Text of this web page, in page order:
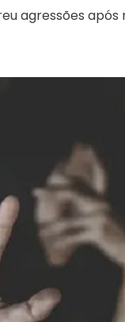
agressões